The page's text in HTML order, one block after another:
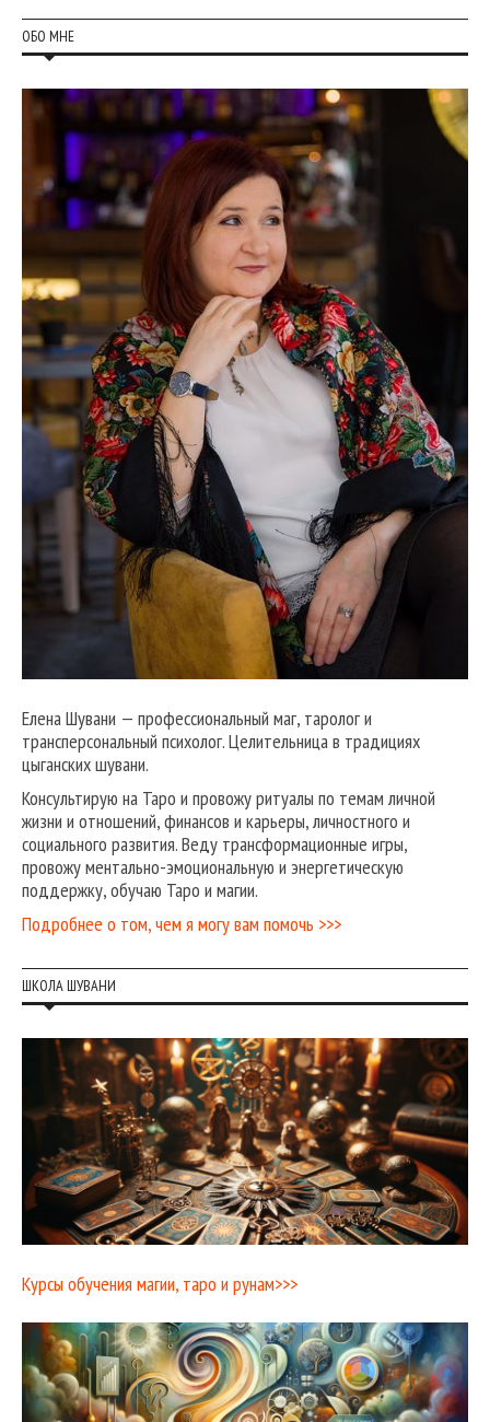
ОБО МНЕ
Елена Шувани — профессиональный маг, таролог и
трансперсональный психолог. Целительница в традициях
цыганских шувани.
Консультирую на Таро и провожу ритуалы по темам личной
жизни и отношений, финансов и карьеры, личностного и
социального развития. Веду трансформационные игры,
провожу ментально-эмоциональную и энергетическую
поддержку, обучаю Таро и магии.
Подробнее о том, чем я могу вам помочь >>>
ШКОЛА ШУВАНИ
Курсы обучения магии, таро и рунам>>>